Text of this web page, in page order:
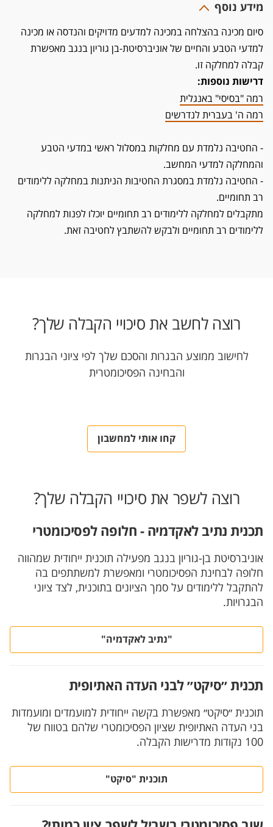
מידע נוסף
סיום מכינה בהצלחה במכינה למדעים מדויקים והנדסה או מכינה
למדעי הטבע והחיים של אוניברסיטת-בן גוריון בנגב מאפשרת
קבלה למחלקה זו.
דרישות נוספות:
רמה "בסיסי" באנגלית
רמה ה' בעברית לנדרשים
- החטיבה נלמדת עם מחלקות במסלול ראשי במדעי הטבע
והמחלקה למדעי המחשב.
- החטיבה נלמדת במסגרת החטיבות הניתנות במחלקה ללימודים
רב תחומיים.
מתקבלים למחלקה ללימודים רב תחומיים יוכלו לפנות למחלקה
ללימודים רב תחומיים ולבקש להשתבץ לחטיבה זאת.
רוצה לחשב את סיכויי הקבלה שלך?
לחישוב ממוצע הבגרות והסכם שלך לפי ציוני הבגרות
והבחינה הפסיכומטרית
קחו אותי למחשבון
רוצה לשפר את סיכויי הקבלה שלך?
תכנית נתיב לאקדמיה - חלופה לפסיכומטרי
אוניברסיטת בן-גוריון בנגב מפעילה תוכנית ייחודית שמהווה
חלופה לבחינת הפסיכומטרי ומאפשרת למשתתפים בה
להתקבל ללימודים על סמך הציונים בתוכנית, לצד ציוני
הבגרויות.
"נתיב לאקדמיה"
תכנית ״סיקט״ לבני העדה האתיופית
תוכנית ״סיקט״ מאפשרת בקשה ייחודית למועמדים ומועמדות
בני העדה האתיופית שציון הפסיכומטרי שלהם בטווח של
100 נקודות מדרישות הקבלה.
תוכנית "סיקט"